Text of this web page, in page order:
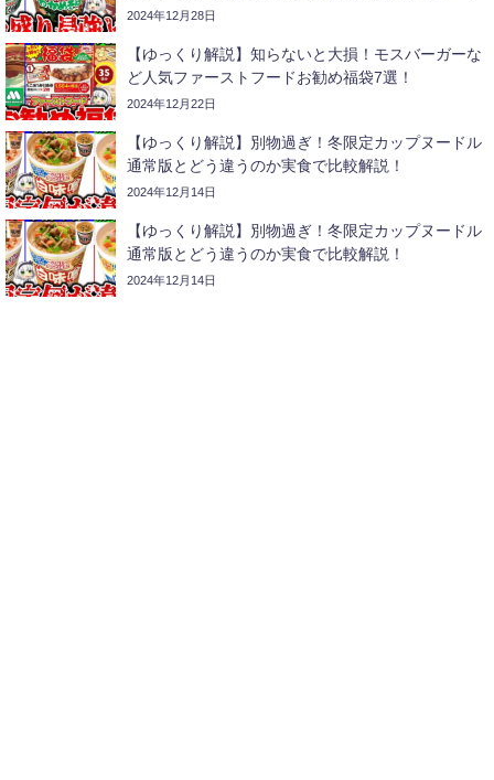
2024年12月28日
【ゆっくり解説】知らないと大損！モスバーガーな
ど人気ファーストフードお勧め福袋7選！
2024年12月22日
【ゆっくり解説】別物過ぎ！冬限定カップヌードル
通常版とどう違うのか実食で比較解説！
2024年12月14日
【ゆっくり解説】別物過ぎ！冬限定カップヌードル
通常版とどう違うのか実食で比較解説！
2024年12月14日